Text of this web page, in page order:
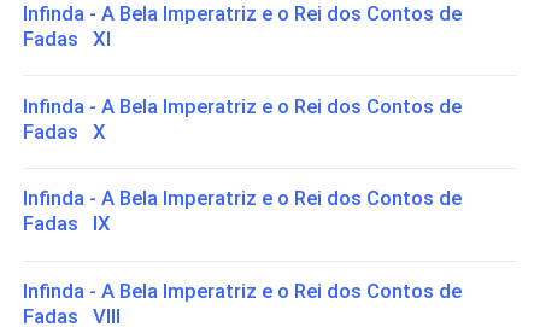
Infinda - A Bela Imperatriz e o Rei dos Contos de
Fadas XI
Infinda - A Bela Imperatriz e o Rei dos Contos de
Fadas X
Infinda - A Bela Imperatriz e o Rei dos Contos de
Fadas IX
Infinda - A Bela Imperatriz e o Rei dos Contos de
Fadas VIII